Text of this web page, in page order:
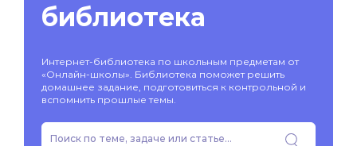
библиотека
Интернет-библиотека по школьным предметам от
«Онлайн-школы». Библиотека поможет решить
домашнее задание, подготовиться к контрольной и
вспомнить прошлые темы.